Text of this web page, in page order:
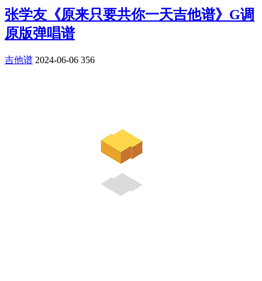
张学友《原来只要共你一天吉他谱》G调
原版弹唱谱
吉他谱 2024-06-06 356